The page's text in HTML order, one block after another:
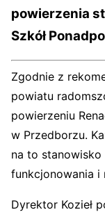
powierzenia
Szkół
Zgodnie z
powiatu
powierzeniu
w Przedborzu.
na to stanowisko
funkcjonowania i
Dyrektor Kozieł